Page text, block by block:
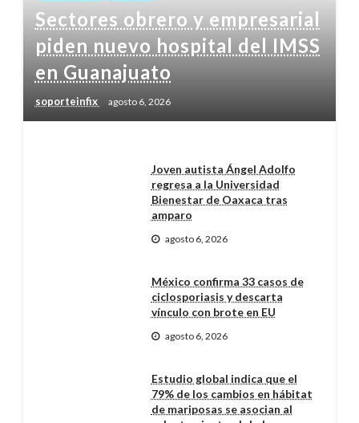
Sectores obrero y empresarial
piden nuevo hospital del IMSS
en Guanajuato
soporteinfix agosto 6, 2026
Joven autista Ángel Adolfo
regresa a la Universidad
Bienestar de Oaxaca tras
amparo
agosto 6, 2026
México confirma 33 casos de
ciclosporiasis y descarta
vínculo con brote en EU
agosto 6, 2026
Estudio global indica que el
79% de los cambios en hábitat
de mariposas se asocian al